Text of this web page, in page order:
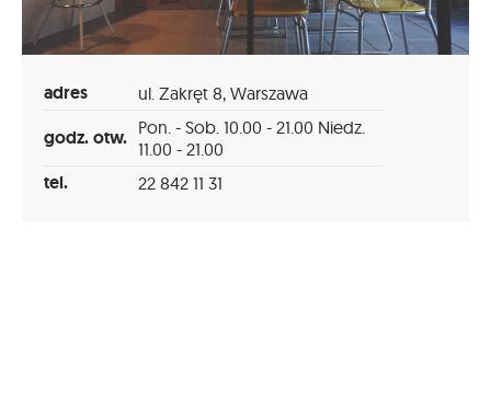
adres ul. Zakręt 8, Warszawa
godz. otw. Pon. - Sob. 10.00 - 21.00 Niedz.
11.00 - 21.00
tel. 22 842 11 31